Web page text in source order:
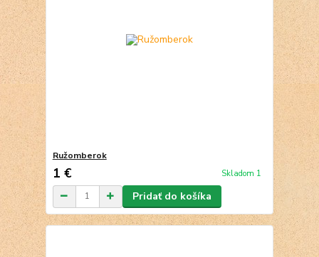
Ružomberok
1 € Skladom 1
Pridať do košíka